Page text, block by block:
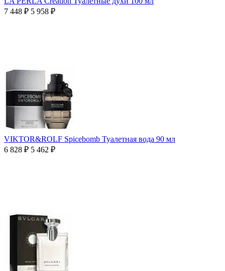
7 448 ₽ 5 958 ₽
VIKTOR&ROLF Spicebomb Туалетная вода 90 мл
6 828 ₽ 5 462 ₽